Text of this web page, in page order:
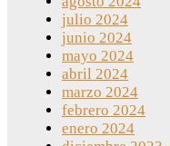
julio 2024
junio 2024
mayo 2024
abril 2024
marzo 2024
febrero 2024
enero 2024